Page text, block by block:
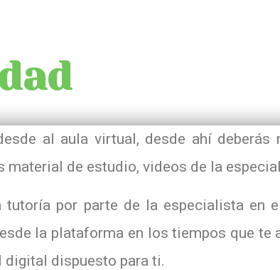
al aula virtual, desde ahí
material de estudio, videos de la
tutoría por parte de la especialista en
la plataforma en los tiempos que te
digital dispuesto para ti.